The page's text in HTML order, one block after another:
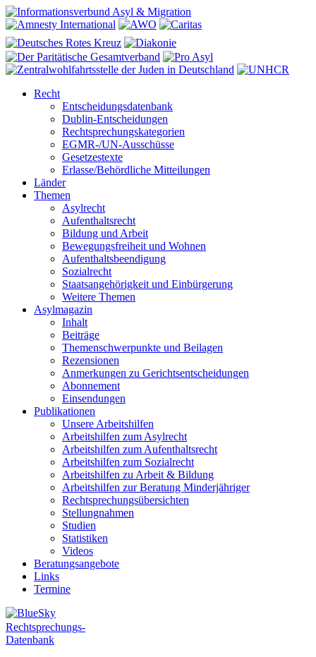
Recht
Entscheidungsdatenbank
Dublin-Entscheidungen
Rechtsprechungskategorien
EGMR-/UN-Ausschüsse
Gesetzestexte
Erlasse/Behördliche Mitteilungen
Länder
Themen
Asylrecht
Aufenthaltsrecht
Bildung und Arbeit
Bewegungsfreiheit und Wohnen
Aufenthaltsbeendigung
Sozialrecht
Staatsangehörigkeit und Einbürgerung
Weitere Themen
Asylmagazin
Inhalt
Beiträge
Themenschwerpunkte und Beilagen
Rezensionen
Anmerkungen zu Gerichtsentscheidungen
Abonnement
Einsendungen
Publikationen
Unsere Arbeitshilfen
Arbeitshilfen zum Asylrecht
Arbeitshilfen zum Aufenthaltsrecht
Arbeitshilfen zum Sozialrecht
Arbeitshilfen zu Arbeit & Bildung
Arbeitshilfen zur Beratung Minderjähriger
Rechtsprechungsübersichten
Stellungnahmen
Studien
Statistiken
Videos
Beratungsangebote
Links
Termine
Rechtsprechungs-
Datenbank